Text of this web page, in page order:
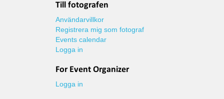
Till fotografen
Användarvillkor
Registrera mig som fotograf
Events calendar
Logga in
For Event Organizer
Logga in